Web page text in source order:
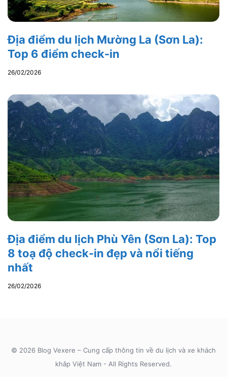
Địa điểm du lịch Mường La (Sơn La):
Top 6 điểm check-in
26/02/2026
Địa điểm du lịch Phù Yên (Sơn La): Top
8 toạ độ check-in đẹp và nổi tiếng
nhất
26/02/2026
© 2026 Blog Vexere – Cung cấp thông tin về du lịch và xe khách
khắp Việt Nam - All Rights Reserved.